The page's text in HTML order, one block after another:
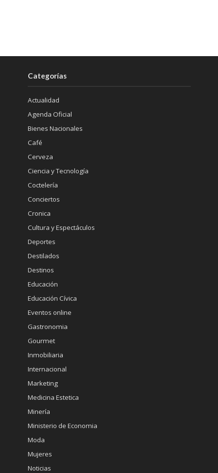
Categorías
Actualidad
Agenda Oficial
Bienes Nacionales
Café
Cerveza
Ciencia y Tecnología
Coctelería
Conciertos
Cronica
Cultura y Espectáculos
Deportes
Destilados
Destinos
Educación
Educación Cívica
Eventos online
Gastronomia
Gourmet
Inmobiliaria
Internacional
Marketing
Medicina Estetica
Minería
Ministerio de Economia
Moda
Mujeres
Noticias